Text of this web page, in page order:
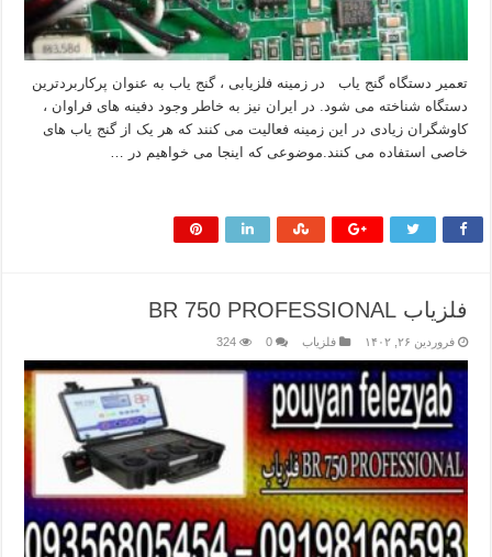
تعمیر دستگاه گنج یاب در زمینه فلزیابی ، گنج یاب به عنوان پرکاربردترین
دستگاه شناخته می شود. در ایران نیز به خاطر وجود دفینه های فراوان ،
کاوشگران زیادی در این زمینه فعالیت می کنند که هر یک از گنج یاب های
خاصی استفاده می کنند.موضوعی که اینجا می خواهیم در …
فلزیاب BR 750 PROFESSIONAL
فروردین ۲۶, ۱۴۰۲ فلزیاب 0
324